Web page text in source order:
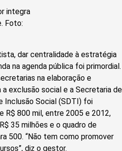
integra
Foto:
dar centralidade à estratégia
na agenda pública foi primordial.
na elaboração e
exclusão social e a Secretaria de
Inclusão Social (SDTI) foi
R$ 800 mil, entre 2005 e 2012,
35 milhões e o quadro de
500. “Não tem como promover
diz o gestor.